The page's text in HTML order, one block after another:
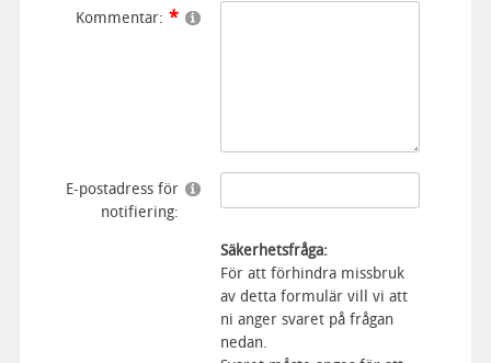
Kommentar:
E-postadress för
notifiering:
Säkerhetsfråga:
För att förhindra missbruk
av detta formulär vill vi att
ni anger svaret på frågan
nedan.